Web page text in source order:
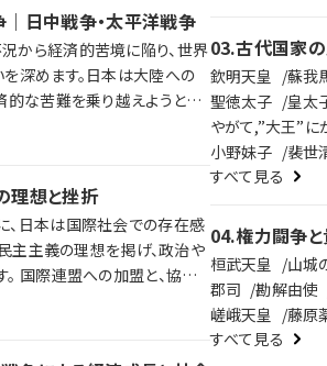
日中戦争・太平洋戦争
から経済的苦境に陥り、世界
深めます。日本は大陸への
的な苦難を乗り越えようとし
ラジレキが独自解説します。
理想と挫折
、日本は国際社会での存在感
調
03.古代国家
欽明天皇 蘇我
聖徳太子
皇太
やがて,”大王”に
小野妹子
裴世
すべて見る
04.権力闘争
桓武天皇 山城
郡司
勘解由使
嵯峨天皇
藤原
すべて見る